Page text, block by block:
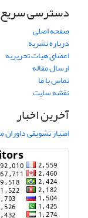
دسترسی سریع
صفحه اصلی
درباره نشریه
اعضای هیات تحریریه
ارسال مقاله
تماس با ما
نقشه سایت
آخرین اخبار
امتیاز تشویقی داوران